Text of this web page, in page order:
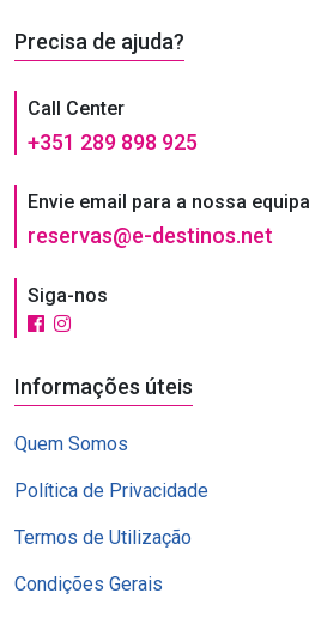
Precisa de ajuda?
Call Center
+351 289 898 925
Envie email para a nossa equipa
reservas@e-destinos.net
Siga-nos
Informações úteis
Quem Somos
Política de Privacidade
Termos de Utilização
Condições Gerais